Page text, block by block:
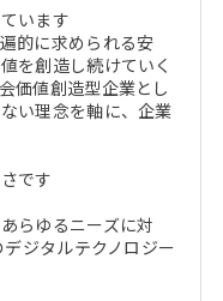
います
的に求められる安
を創造し続けていく
価値創造型企業とし
い理念を軸に、企業
です
らゆるニーズに対
ジタルテクノロジー